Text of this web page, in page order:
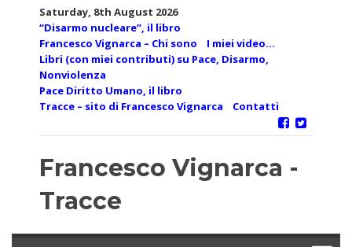
Saturday, 8th August 2026
“Disarmo nucleare”, il libro
Francesco Vignarca – Chi sono
I miei video…
Libri (con miei contributi) su Pace, Disarmo,
Nonviolenza
Pace Diritto Umano, il libro
Tracce – sito di Francesco Vignarca
Contatti
Francesco Vignarca -
Tracce